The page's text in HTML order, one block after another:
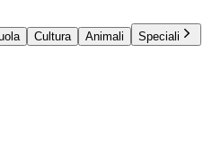
Cultura Animali
Speciali